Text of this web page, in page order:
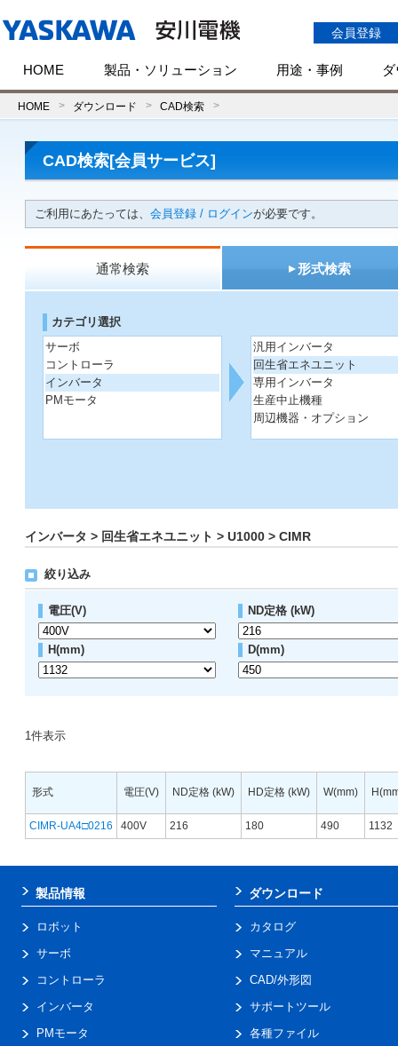
会員登録
HOME 製品・ソリューション 用途・事例
HOME ダウンロード CAD検索
CAD検索[会員サービス]
ご利用にあたっては、 会員登録 / ログインが必要です。
通常検索 形式検索
カテゴリ選択
サーボ
コントローラ
インバータ
PMモータ
汎用インバータ
回生省エネユニット
専用インバータ
生産中止機種
周辺機器・オプション
インバータ > 回生省エネユニット > U1000 > CIMR
絞り込み
電圧(V) ND定格 (kW)
H(mm) D(mm)
1件表示
形式 電圧(V) ND定格 (kW) HD定格 (kW) W(mm)
CIMR-UA4□0216 400V 216 180 490 1132
製品情報
ロボット
サーボ
コントローラ
インバータ
PMモータ
ダウンロード
カタログ
マニュアル
CAD/外形図
サポートツール
各種ファイル